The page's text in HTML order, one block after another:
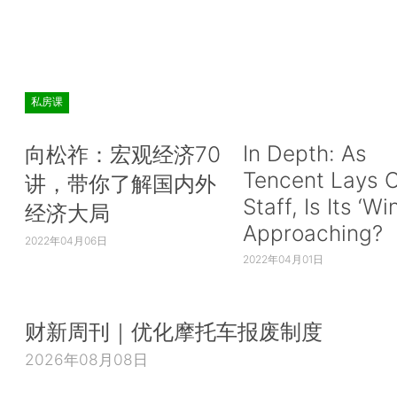
私房课
向松祚：宏观经济70
讲，带你了解国内外
经济大局
2022年04月06日
In Depth: As
Tencent Lays
Staff, Is Its
Approaching?
2022年04月01日
财新周刊｜优化摩托车报废制度
2026年08月08日